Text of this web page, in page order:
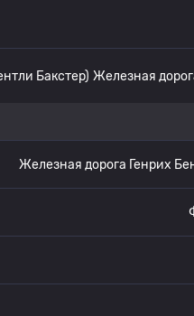
Железная
Бакстер)
Железная дорога Генрих